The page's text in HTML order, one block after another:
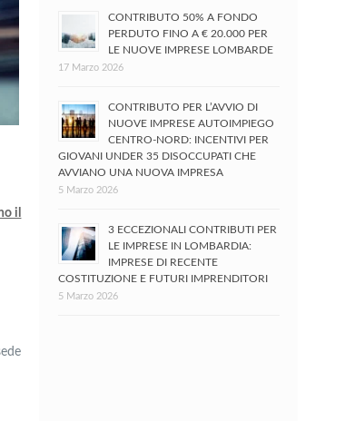
il
CONTRIBUTO 50% A FONDO
PERDUTO FINO A € 20.000 PER
LE NUOVE IMPRESE LOMBARDE
17 Marzo 2026
CONTRIBUTO PER L’AVVIO DI
NUOVE IMPRESE AUTOIMPIEGO
CENTRO-NORD: INCENTIVI PER
GIOVANI UNDER 35 DISOCCUPATI CHE
AVVIANO UNA NUOVA IMPRESA
5 Marzo 2026
3 ECCEZIONALI CONTRIBUTI PER
LE IMPRESE IN LOMBARDIA:
IMPRESE DI RECENTE
COSTITUZIONE E FUTURI IMPRENDITORI
5 Marzo 2026